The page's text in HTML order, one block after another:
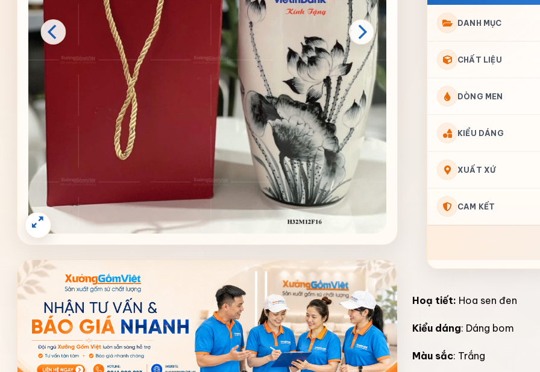
DANH MỤC
CHẤT LIỆU
DÒNG MEN
KIỂU DÁNG
XUẤT XỨ
CAM KẾT
Hoạ tiết: Hoa sen đen
Kiểu dáng: Dáng bom
Màu sắc: Trắng